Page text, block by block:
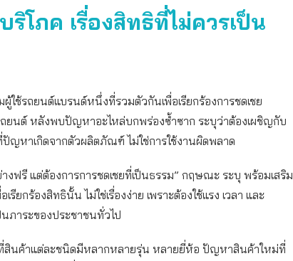
ริโภค เรื่องสิทธิที่ไม่ควรเป็น
ช้รถยนต์แบรนด์หนึ่งที่รวมตัวกันเพื่อเรียกร้องการชดเชย
ยนต์ หลังพบปัญหาอะไหล่บกพร่องซ้ำซาก ระบุว่าต้องเผชิญกับ
ปัญหาเกิดจากตัวผลิตภัณฑ์ ไม่ใช่การใช้งานผิดพลาด
างฟรี แต่ต้องการการชดเชยที่เป็นธรรม” กฤษณะ ระบุ พร้อมเสริม
รียกร้องสิทธินั้น ไม่ใช่เรื่องง่าย เพราะต้องใช้แรง เวลา และ
ภาระของประชาชนทั่วไป
สินค้าแต่ละชนิดมีหลากหลายรุ่น หลายยี่ห้อ ปัญหาสินค้าใหม่ที่